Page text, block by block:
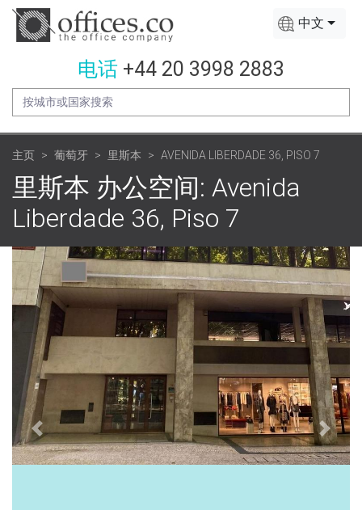
中文
电话 +44 20 3998 2883
主页 葡萄牙 里斯本 AVENIDA LIBERDADE 36, PISO 7
里斯本 办公空间: Avenida
Liberdade 36, Piso 7